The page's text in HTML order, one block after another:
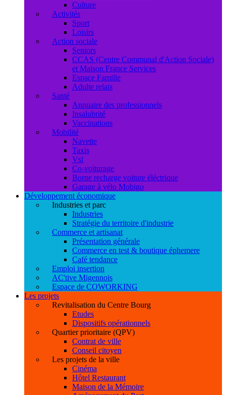
Culture
Activités
Sport
Loisirs
Action sociale
Seniors
CCAS (Centre Communal d'Action Sociale)
et Maison France Services
Espace Famille
Adulte relais
Santé
Annuaire des professionnels
Insalubrité
Vaccinations
Mobilité
Navette
Taxis
Vsl
Co-voiturage
Borne recharge voiture éléctrique
Garage à vélo Mobigo
Développement économique
Industries et parc
Industries
Stratégie du territoire d'industrie
Commerce et artisanat
Présentation générale
Commerce en test & boutique éphemere
Café tendance
Emploi insertion
AC'tive Migennois
Espace de COWORKING
Les projets
Revitalisation du Centre Bourg
Etudes
Dispositifs opérationnels
Quartier prioritaire (QPV)
Contrat de ville
Conseil citoyen
Les projets de la ville
Cinéma
Hôtel Restaurant
Maison de la Mémoire